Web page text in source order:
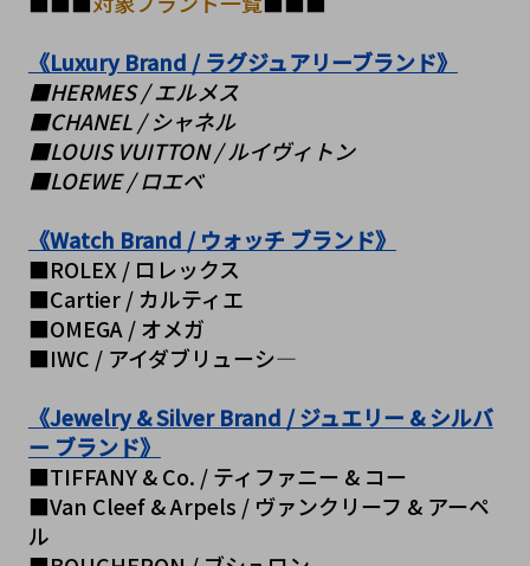
《Luxury Brand / ラグジュアリーブランド》
■HERMES / エルメス
■CHANEL / シャネル
■LOUIS VUITTON / ルイヴィトン
■LOEWE / ロエベ
《Watch Brand / ウォッチ ブランド》
■ROLEX / ロレックス
■Cartier / カルティエ
■OMEGA / オメガ
■IWC / アイダブリューシ―
《Jewelry & Silver Brand / ジュエリー & シルバ
ー ブランド》
■TIFFANY & Co. / ティファニー & コー
■Van Cleef & Arpels / ヴァンクリーフ & アーペ
ル